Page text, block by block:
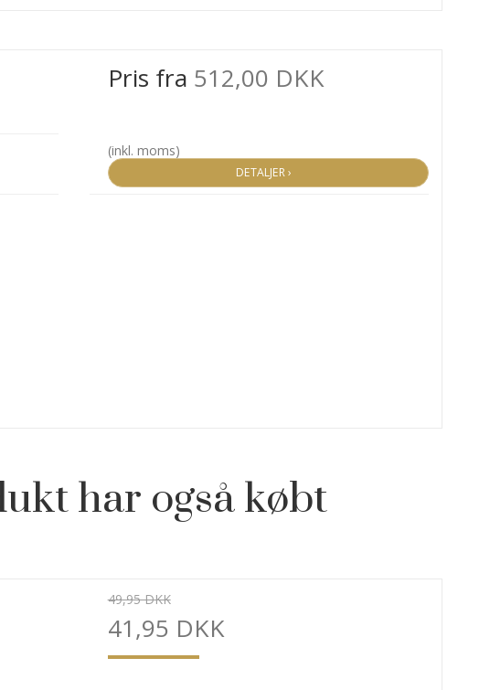
Pris fra 512,00 DKK
(inkl. moms)
DETALJER ›
har også købt
49,95 DKK
41,95 DKK